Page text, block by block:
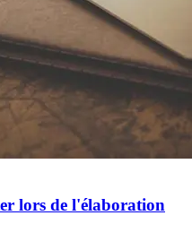
lors de l'élaboration